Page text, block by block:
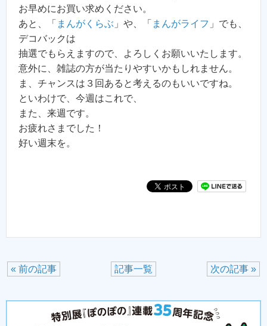
お早めにお買い求めください。
あと、「 まんがくらぶ 」や、「 まんがライフ 」でも、
デコバックは
抽選でもらえますので、よろしくお願いいたします。
意外に、雑誌の方が当たりやすいかもしれません。
ま、チャンスは３回あると考えるのもいいですね。
といわけで、今週はこれで、
また、来週です。
お疲れさまでした！
好い週末を。
次の記事 »
記事一覧
« 前の記事